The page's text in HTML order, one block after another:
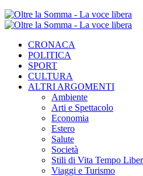
CRONACA
POLITICA
SPORT
CULTURA
ALTRI ARGOMENTI
Ambiente
Arti e Spettacolo
Economia
Estero
Salute
Società
Stili di Vita Tempo
Viaggi e Turismo